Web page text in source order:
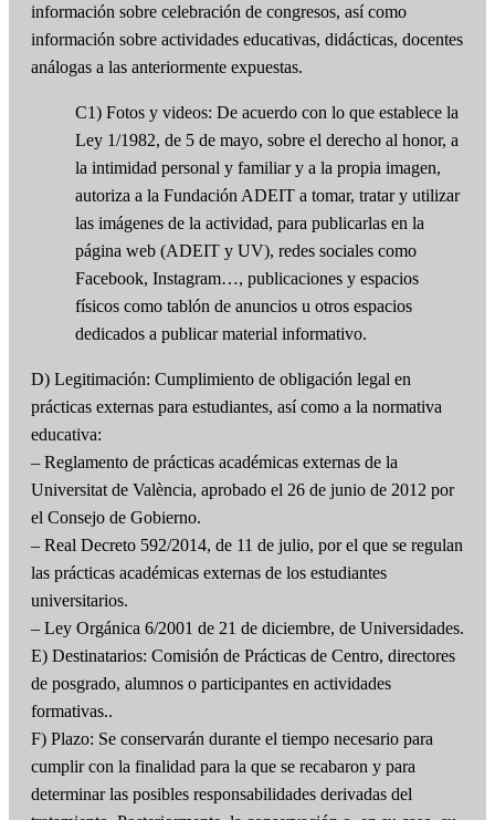
información sobre celebración de congresos, así como
información sobre actividades educativas, didácticas, docentes
análogas a las anteriormente expuestas.
C1) Fotos y videos: De acuerdo con lo que establece la
Ley 1/1982, de 5 de mayo, sobre el derecho al honor, a
la intimidad personal y familiar y a la propia imagen,
autoriza a la Fundación ADEIT a tomar, tratar y utilizar
las imágenes de la actividad, para publicarlas en la
página web (ADEIT y UV), redes sociales como
Facebook, Instagram…, publicaciones y espacios
físicos como tablón de anuncios u otros espacios
dedicados a publicar material informativo.
D) Legitimación: Cumplimiento de obligación legal en
prácticas externas para estudiantes, así como a la normativa
educativa:
– Reglamento de prácticas académicas externas de la
Universitat de València, aprobado el 26 de junio de 2012 por
el Consejo de Gobierno.
– Real Decreto 592/2014, de 11 de julio, por el que se regulan
las prácticas académicas externas de los estudiantes
universitarios.
– Ley Orgánica 6/2001 de 21 de diciembre, de Universidades.
E) Destinatarios: Comisión de Prácticas de Centro, directores
de posgrado, alumnos o participantes en actividades
formativas..
F) Plazo: Se conservarán durante el tiempo necesario para
cumplir con la finalidad para la que se recabaron y para
determinar las posibles responsabilidades derivadas del